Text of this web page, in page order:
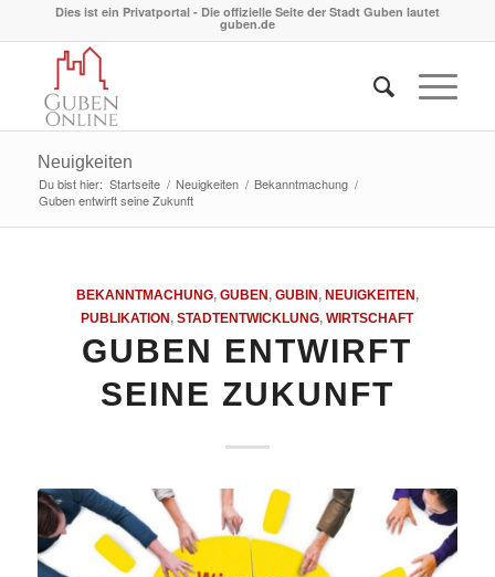
Dies ist ein Privatportal - Die offizielle Seite der Stadt Guben lautet
guben.de
Neuigkeiten
Du bist hier: Startseite / Neuigkeiten / Bekanntmachung /
Guben entwirft seine Zukunft
BEKANNTMACHUNG, GUBEN, GUBIN, NEUIGKEITEN,
PUBLIKATION,STADTENTWICKLUNG,WIRTSCHAFT
GUBEN ENTWIRFT
SEINE ZUKUNFT